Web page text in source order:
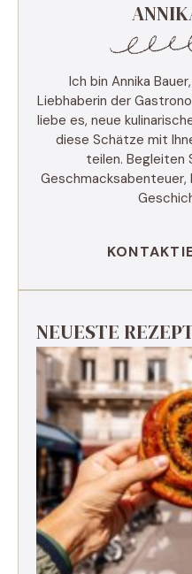
Ich bin Annika
Liebhaberin der
liebe es, neue
diese Schätze mit
teilen. Begleiten
NEUESTE